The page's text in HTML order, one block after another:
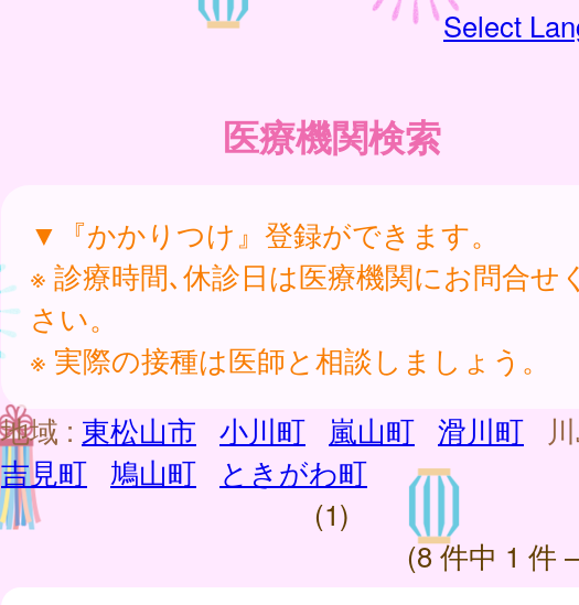
Select
医療機関検索
▼『かかりつけ』登録ができます。
※ 診療時間､休診日は医療機関にお問合せ
さい。
※ 実際の接種は医師と相談しましょう。
地域 : 東松山市 小川町 嵐山町 滑川町
吉見町
鳩山町
ときがわ町
(1)
(8 件中 1 件